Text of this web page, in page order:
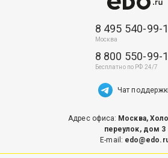
Адрес офиса: Москва,
переулок, дом 3
E-mail:
8 495 540-99-
8 800 550-99-
Чат